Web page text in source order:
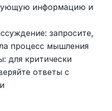
информацию и
запросите,
процесс мышления
для критически
ответы с